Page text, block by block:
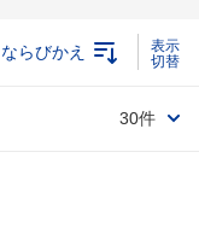
ならびかえ
30件